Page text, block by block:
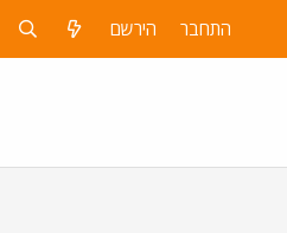
התחבר הירשם